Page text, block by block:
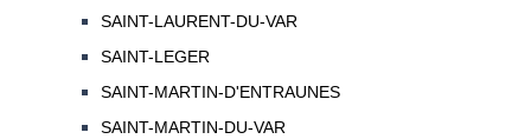
SAINT-LAURENT-DU-VAR
SAINT-LEGER
SAINT-MARTIN-D'ENTRAUNES
SAINT-MARTIN-DU-VAR